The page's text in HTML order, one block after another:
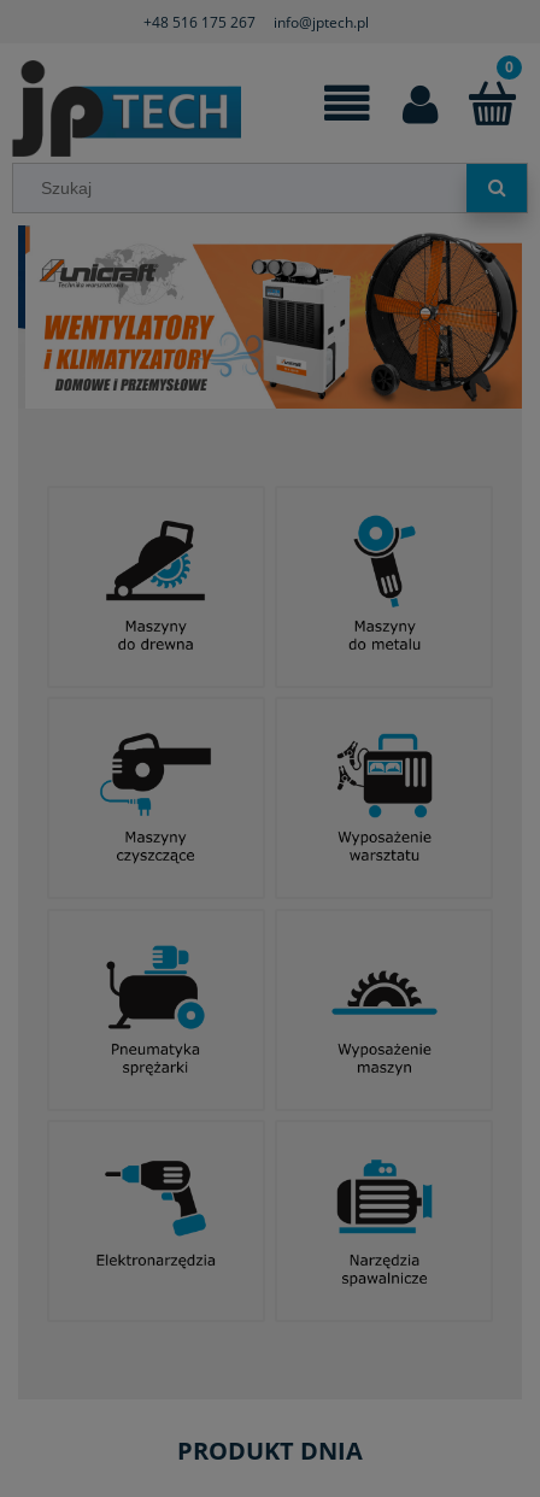
+48 516 175 267 info@jptech.pl
PRODUKT DNIA